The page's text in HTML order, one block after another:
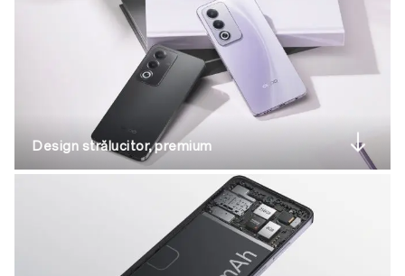
Design strălucitor, premium